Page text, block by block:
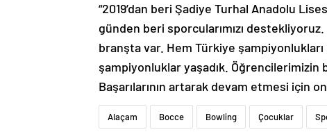
“2019’dan beri Şadiye Turhal Anadolu
günden beri sporcularımızı
branşta var. Hem Türkiye
şampiyonluklar yaşadık.
Başarılarının artarak devam etmesi için
Alaçam Bocce Bowling Çocuklar